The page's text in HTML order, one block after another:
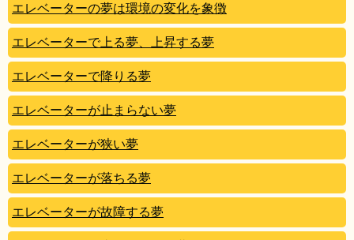
エレベーターの夢は環境の変化を象徴
エレベーターで上る夢、上昇する夢
エレベーターで降りる夢
エレベーターが止まらない夢
エレベーターが狭い夢
エレベーターが落ちる夢
エレベーターが故障する夢